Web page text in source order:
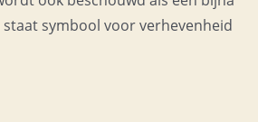
symbool voor verhevenheid